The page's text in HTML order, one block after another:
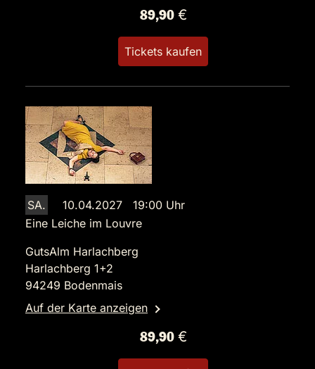
89,90 €
Tickets kaufen
SA.
10.04.2027 19:00 Uhr
Eine Leiche im Louvre
GutsAlm Harlachberg
Harlachberg 1+2
94249 Bodenmais
Auf der Karte anzeigen
89,90 €